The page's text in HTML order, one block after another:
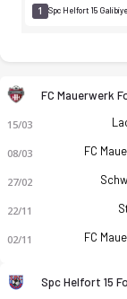
1 Spc Helfort 15
FC Mauerwerk
15/03
08/03 FC
27/02
22/11
02/11 FC
Spc Helfort 15